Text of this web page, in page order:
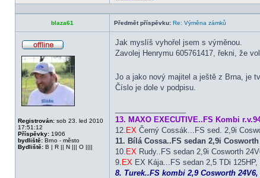
Profil
blaza61
Předmět příspěvku: Re: Výměna zámků
Registrován: sob 23. led 2010
17:51:12
Příspěvky: 1906
bydliště: Brno - město
Bydliště: B | R || N ||| O ||||
Jak myslíš vyhořel jsem s výměnou.
Zavolej Henrymu 605761417, řekni, že
Jo a jako nový majitel a ještě z Brna, je
Číslo je dole v podpisu.
13. MAXO EXECUTIVE..FS Kombi
12. EX Černý Cossák...FS sed. 2,9i
11. Bílá Cossa..FS sedan 2,9i
10. EX Rudy..FS sedan 2,9i Cosworth
9. EX EX Kája...FS sedan 2,5 TDi
8. Turek..FS kombi 2,9 Cosworth